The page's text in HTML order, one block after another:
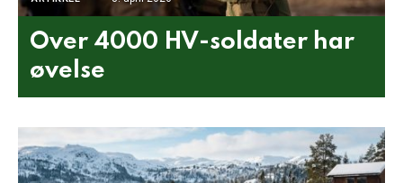
Over 4000 HV-soldater har
øvelse